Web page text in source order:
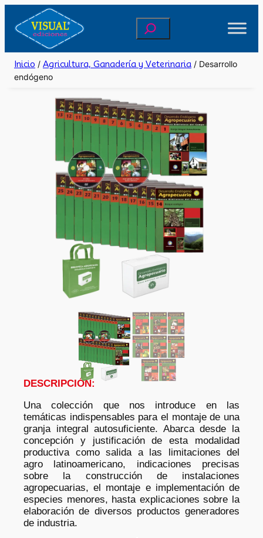
contenido
Buscar
Inicio / Agricultura, Ganadería y Veterinaria / Desarrollo
endógeno
DESCRIPCIÓN:
Una colección que nos introduce en las
temáticas indispensables para el montaje de una
granja integral autosuficiente. Abarca desde la
concepción y justificación de esta modalidad
productiva como salida a las limitaciones del
agro latinoamericano, indicaciones precisas
sobre la construcción de instalaciones
agropecuarias, el montaje e implementación de
especies menores, hasta explicaciones sobre la
elaboración de diversos productos generadores
de industria.